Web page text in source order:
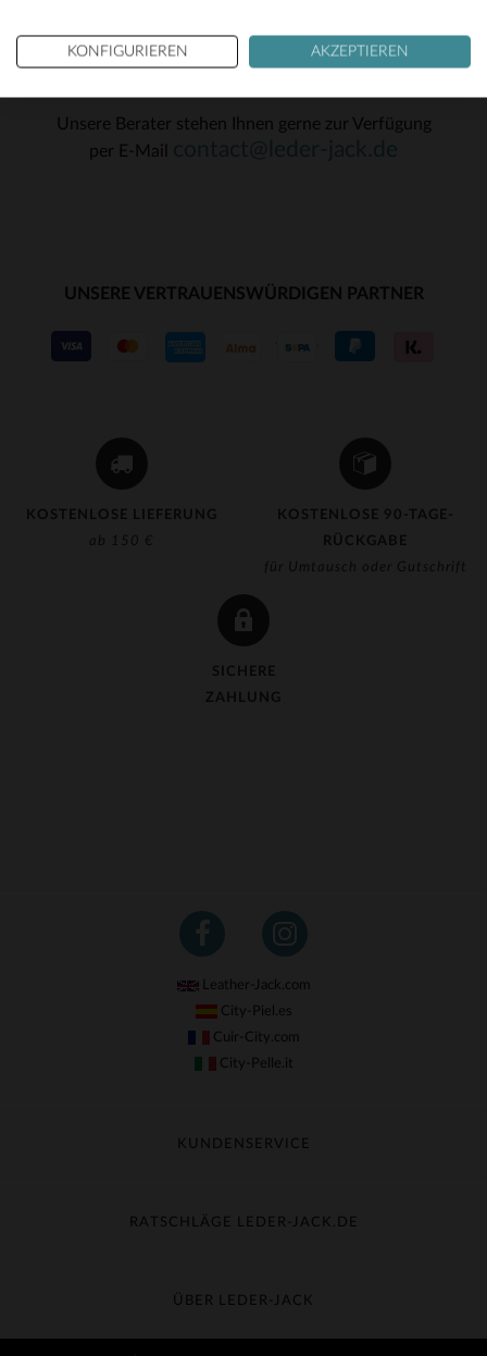
KOSTENLOSE LIEFERUNG
ab 150 €
KOSTENLOSE 90-TAGE-
RÜCKGABE
für Umtausch oder Gutschrift
SICHERE
ZAHLUNG
Unsere Berater stehen Ihnen gerne zur Verfügung
per E-Mail
UNSERE VERTRAUENSWÜRDIGEN PARTNER
Leather-Jack.com
City-Piel.es
Cuir-City.com
City-Pelle.it
KUNDENSERVICE
Umtausch & Widerruf
Kundenservice kontaktieren
RATSCHLÄGE LEDER-JACK.DE
Material-Guide
ÜBER LEDER-JACK
KONFIGURIEREN AKZEPTIEREN